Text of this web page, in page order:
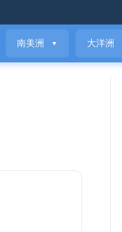
南美洲 ▼ 大洋洲